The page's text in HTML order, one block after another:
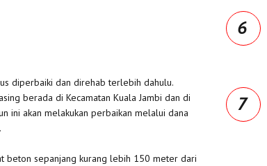
diperbaiki dan direhab terlebih dahulu.
berada di Kecamatan Kuala Jambi dan di
ini akan melakukan perbaikan melalui dana
beton sepanjang kurang lebih 150 meter dari
6
7